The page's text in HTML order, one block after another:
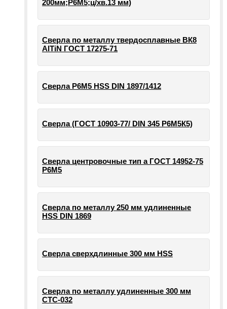
200мм;Р6М5;ц/хв.13 мм)
Сверла по металлу твердосплавные ВК8
AlTiN ГОСТ 17275-71
Сверла Р6М5 HSS DIN 1897/1412
Сверла (ГОСТ 10903-77/ DIN 345 Р6М5К5)
Сверла центровочные тип а ГОСТ 14952-75
Р6М5
Сверла по металлу 250 мм удлиненные
HSS DIN 1869
Сверла сверхдлинные 300 мм HSS
Сверла по металлу удлиненные 300 мм
СТС-032